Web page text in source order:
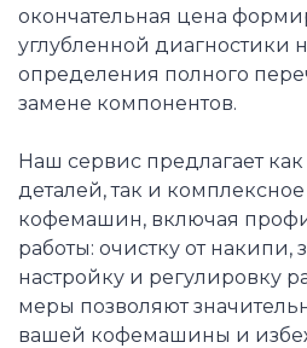
окончательная цена
углубленной диагностики
определения полного
замене компонентов.
Наш сервис предлагает
деталей, так и
кофемашин, включая
работы: очистку от накипи,
настройку и регулировку
меры позволяют
вашей кофемашины и